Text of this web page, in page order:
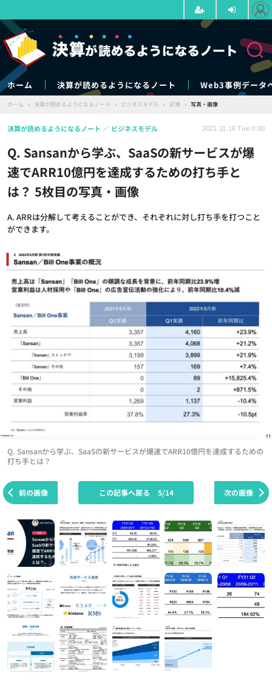
ホーム 決算が読めるようになるノート Web3事例データ
ホーム › 決算が読めるようになるノート › ビジネスモデル › 記事 › 写真・画像
Q. Sansanから学ぶ、SaaSの新サービスが爆
速でARR10億円を達成するための打ち手と
は？ 5枚目の写真・画像
A. ARRは分解して考えることができ、それぞれに対し打ち手を打つこと
ができます。
決算が読めるようになるノート ビジネスモデル 2021.11.16 Tue 0:00
Q. Sansanから学ぶ、SaaSの新サービスが爆速でARR10億円を達成するための
打ち手とは？
前の画像 次の画像
この記事へ戻る 5/14